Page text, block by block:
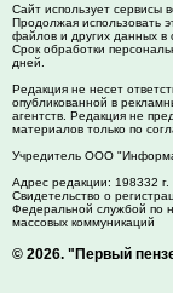
Сайт использует сервисы
Продолжая использовать
файлов и других данных в
Срок обработки
дней.
Редакция не несет
опубликованной в
агентств. Редакция не
материалов только по
Учредитель ООО
Адрес редакции: 198332
Свидетельство о
Федеральной службой по
массовых коммуникаций
© 2026. "Первый